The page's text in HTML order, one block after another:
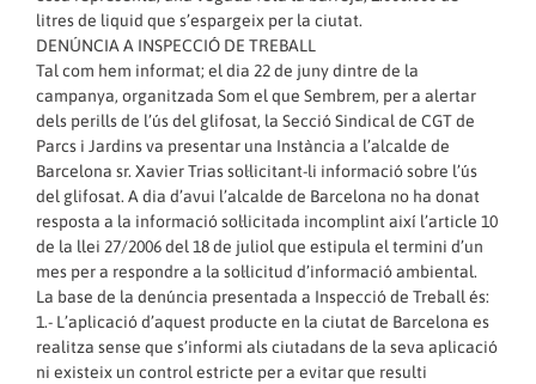
litres de liquid que s’espargeix per la ciutat.
DENÚNCIA A INSPECCIÓ DE TREBALL
Tal com hem informat; el dia 22 de juny dintre de la
campanya, organitzada Som el que Sembrem, per a alertar
dels perills de l’ús del glifosat, la Secció Sindical de CGT de
Parcs i Jardins va presentar una Instància a l’alcalde de
Barcelona sr. Xavier Trias sol·licitant-li informació sobre l’ús
del glifosat. A dia d’avui l’alcalde de Barcelona no ha donat
resposta a la informació sol·licitada incomplint així l’article 10
de la llei 27/2006 del 18 de juliol que estipula el termini d’un
mes per a respondre a la sol·licitud d’informació ambiental.
La base de la denúncia presentada a Inspecció de Treball és:
1.- L’aplicació d’aquest producte en la ciutat de Barcelona es
realitza sense que s’informi als ciutadans de la seva aplicació
ni existeix un control estricte per a evitar que resulti